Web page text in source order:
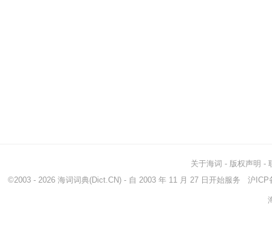
关于海词 - 版权声明 -
©2003 - 2026 海词词典(Dict.CN) - 自 2003 年 11 月 27 日开始服务 沪ICP